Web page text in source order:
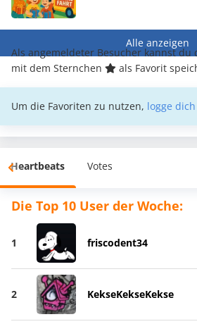
Alle anzeigen
Als angemeldeter Besucher kannst du
mit dem Sternchen
als Favorit
Um die Favoriten zu nutzen, logge
Heartbeats Votes
Die Top 10 User der Woche:
1 friscodent34
2 KekseKekseKekse